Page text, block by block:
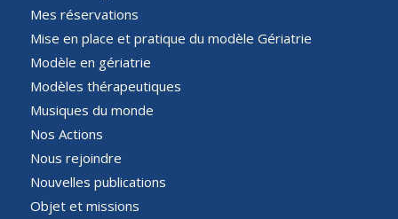
Mes réservations
Mise en place et pratique du modèle Gériatrie
Modèle en gériatrie
Modèles thérapeutiques
Musiques du monde
Nos Actions
Nous rejoindre
Nouvelles publications
Objet et missions